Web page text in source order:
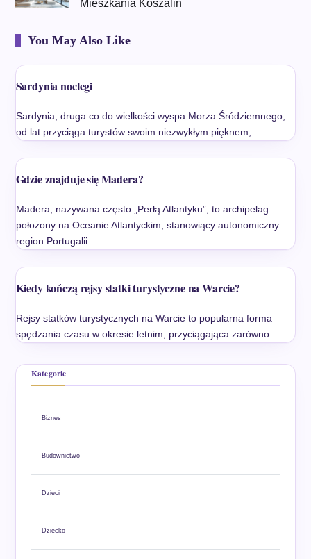
Mieszkania Koszalin
You May Also Like
Sardynia noclegi
Sardynia, druga co do wielkości wyspa Morza Śródziemnego,
od lat przyciąga turystów swoim niezwykłym pięknem,…
Gdzie znajduje się Madera?
Madera, nazywana często „Perłą Atlantyku”, to archipelag
położony na Oceanie Atlantyckim, stanowiący autonomiczny
region Portugalii.…
Kiedy kończą rejsy statki turystyczne na Warcie?
Rejsy statków turystycznych na Warcie to popularna forma
spędzania czasu w okresie letnim, przyciągająca zarówno…
Kategorie
Biznes
Budownictwo
Dzieci
Dziecko